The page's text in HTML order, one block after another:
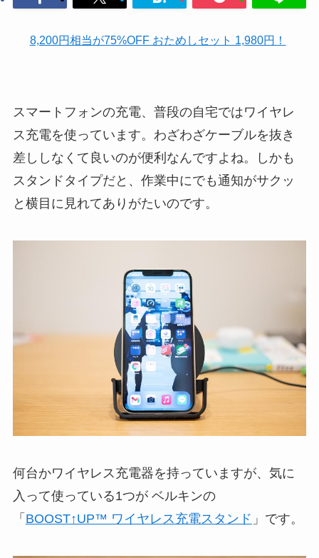
8,200円相当が75%OFF おためしセット 1,980円！
スマートフォンの充電、普段の自宅ではワイヤレ
ス充電を使っています。わざわざケーブルを抜き
差ししなくて良いのが便利なんですよね。しかも
スタンドタイプだと、作業中にでも通知がサクッ
と横目に見れてありがたいのです。
何台かワイヤレス充電器を持っていますが、気に
入って使っている1つが ベルキンの
「 BOOST↑UP™ ワイヤレス充電スタンド 」です。